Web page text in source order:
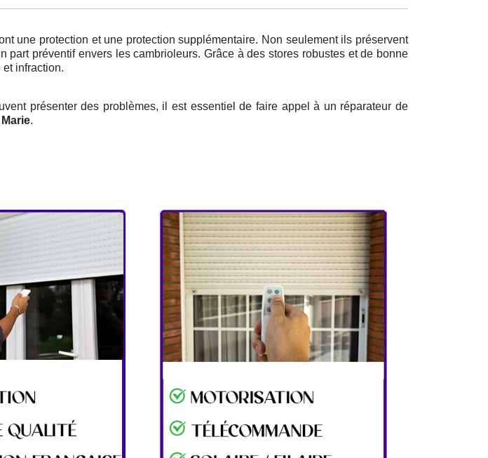
une protection et une protection supplémentaire. Non seulement ils préservent
préventif envers les cambrioleurs. Grâce à des stores robustes et de bonne
et infraction.
présenter des problèmes, il est essentiel de faire appel à un réparateur de
.